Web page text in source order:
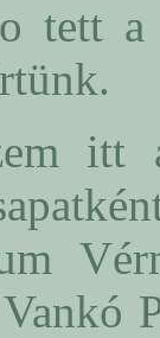
tett
itt